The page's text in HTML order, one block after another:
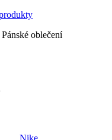
Pánské oblečení
Nike